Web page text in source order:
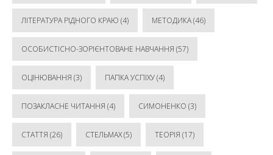
ЛІТЕРАТУРА РІДНОГО КРАЮ (4) МЕТОДИКА(46)
ОСОБИСТІСНО-ЗОРІЄНТОВАНЕ НАВЧАННЯ (57)
ОЦІНЮВАННЯ (3) ПАПКА УСПІХУ(4)
ПОЗАКЛАСНЕ ЧИТАННЯ (4) СИМОНЕНКО (3)
СТАТТЯ (26) СТЕЛЬМАХ(5) ТЕОРІЯ (17)